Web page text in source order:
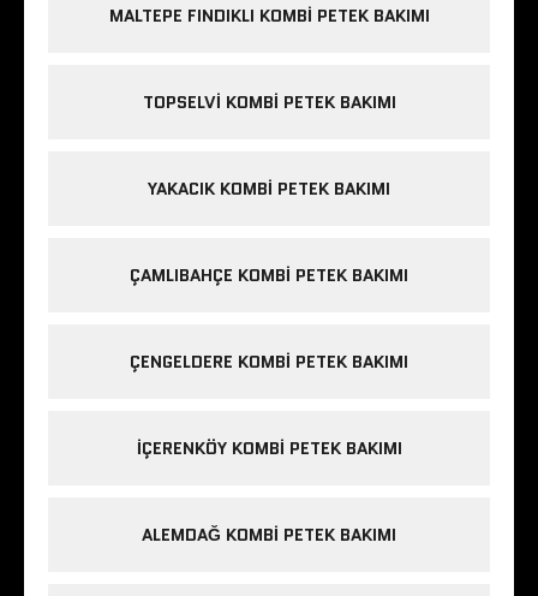
MALTEPE FINDIKLI KOMBI PETEK BAKIMI
TOPSELVI KOMBI PETEK BAKIMI
YAKACIK KOMBI PETEK BAKIMI
ÇAMLIBAHÇE KOMBI PETEK BAKIMI
ÇENGELDERE KOMBI PETEK BAKIMI
IÇERENKÖY KOMBI PETEK BAKIMI
ALEMDAĞ KOMBI PETEK BAKIMI